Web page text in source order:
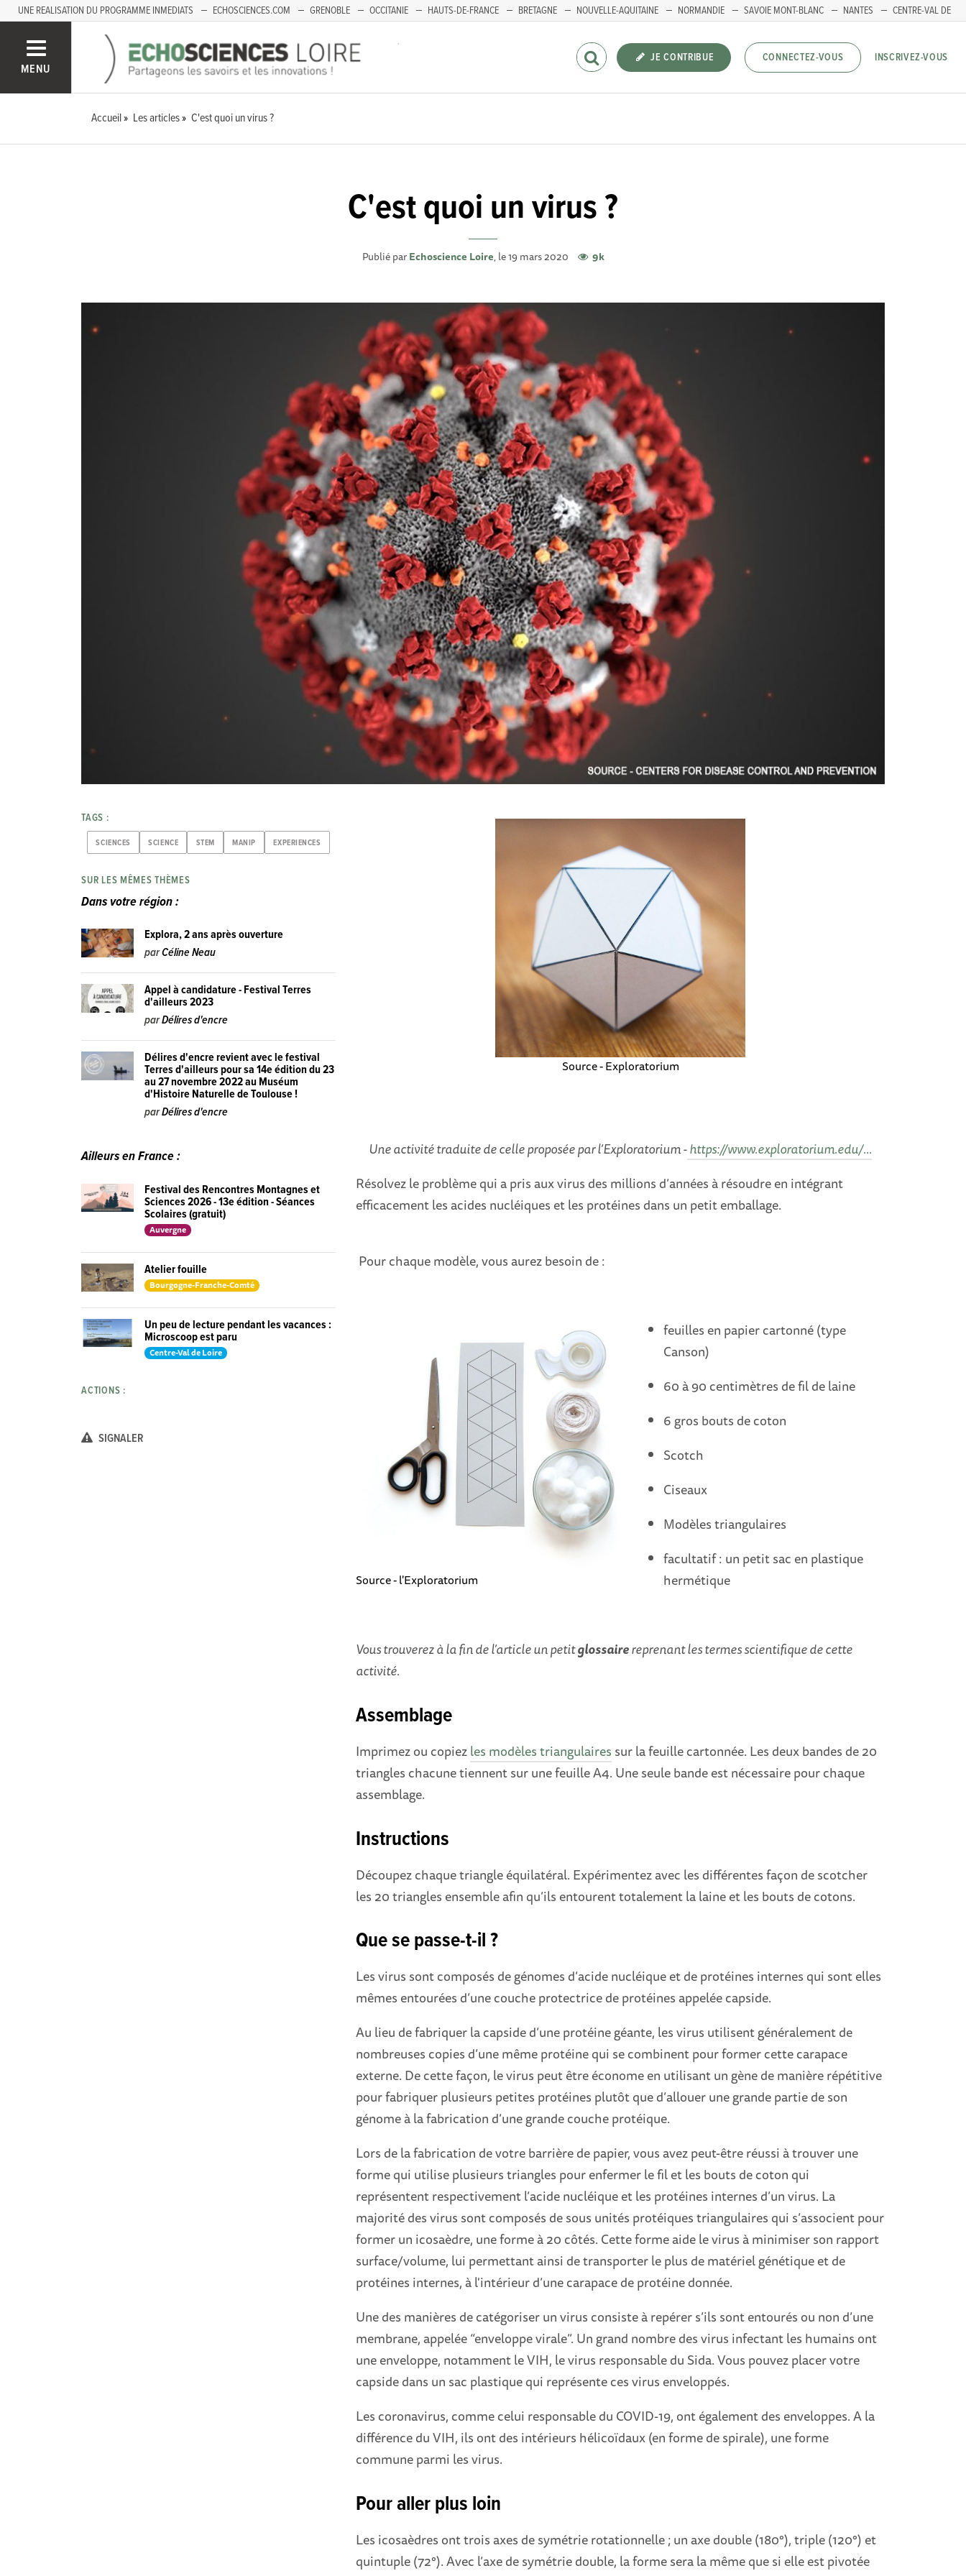
UNE REALISATION DU PROGRAMME INMEDIATS ECHOSCIENCES.COM GRENOBLE OCCITANIE HAUTS-DE-FRANCE BRETAGNE NOUVELLE-AQUITAINE NORMANDIE SAVOIE MONT-BLANC NANTES
CENTRE-VAL DE
MENU
JE CONTRIBUE CONNECTEZ-VOUS INSCRIVEZ-VOUS
Accueil Les articles C'est quoi un virus ?
C'est quoi un virus ?
Publié parEchoscience Loire, le 19 mars 2020 9k
Source - Exploratorium
Une activité traduite de celle proposée par l’Exploratorium -https://www.exploratorium.edu/...
Résolvez le problème qui a pris aux virus des millions d’années à résoudre en intégrant
efficacement les acides nucléiques et les protéines dans un petit emballage.
Pour chaque modèle, vous aurez besoin de :
Source - l'Exploratorium
feuilles en papier cartonné (type
Canson)
60 à 90 centimètres de fil de laine
6 gros bouts de coton
Scotch
Ciseaux
Modèles triangulaires
facultatif : un petit sac en plastique
hermétique
Vous trouverez à la fin de l’article un petitglossairereprenant les termes scientifique de cette
activité.
Assemblage
Imprimez ou copiezles modèles triangulaires sur la feuille cartonnée. Les deux bandes de 20
triangles chacune tiennent sur une feuille A4. Une seule bande est nécessaire pour chaque
assemblage.
Instructions
Découpez chaque triangle équilatéral. Expérimentez avec les différentes façon de scotcher
les 20 triangles ensemble afin qu’ils entourent totalement la laine et les bouts de cotons.
Que se passe-t-il ?
Les virus sont composés de génomes d’acide nucléique et de protéines internes qui sont elles
mêmes entourées d’une couche protectrice de protéines appelée capside.
Au lieu de fabriquer la capside d’une protéine géante, les virus utilisent généralement de
nombreuses copies d’une même protéine qui se combinent pour former cette carapace
externe. De cette façon, le virus peut être économe en utilisant un gène de manière répétitive
pour fabriquer plusieurs petites protéines plutôt que d’allouer une grande partie de son
génome à la fabrication d’une grande couche protéique.
Lors de la fabrication de votre barrière de papier, vous avez peut-être réussi à trouver une
forme qui utilise plusieurs triangles pour enfermer le fil et les bouts de coton qui
représentent respectivement l’acide nucléique et les protéines internes d’un virus. La
majorité des virus sont composés de sous unités protéiques triangulaires qui s’associent pour
former un icosaèdre, une forme à 20 côtés. Cette forme aide le virus à minimiser son rapport
surface/volume, lui permettant ainsi de transporter le plus de matériel génétique et de
protéines internes, à l'intérieur d’une carapace de protéine donnée.
Une des manières de catégoriser un virus consiste à repérer s’ils sont entourés ou non d’une
membrane, appelée “enveloppe virale”. Un grand nombre des virus infectant les humains ont
une enveloppe, notamment le VIH, le virus responsable du Sida. Vous pouvez placer votre
capside dans un sac plastique qui représente ces virus enveloppés.
Les coronavirus, comme celui responsable du COVID-19, ont également des enveloppes. A la
différence du VIH, ils ont des intérieurs hélicoïdaux (en forme de spirale), une forme
commune parmi les virus.
Pour aller plus loin
Les icosaèdres ont trois axes de symétrie rotationnelle ; un axe double (180°), triple (120°) et
quintuple (72°). Avec l’axe de symétrie double, la forme sera la même que si elle est pivotée
TAGS :
SCIENCES SCIENCE STEM MANIP EXPERIENCES
SUR LES MÊMES THÈMES
Dans votre région :
Explora, 2 ans après ouverture
parCéline Neau
Appel à candidature - Festival Terres
d'ailleurs 2023
parDélires d'encre
Délires d'encre revient avec le festival
Terres d'ailleurs pour sa 14e édition du 23
au 27 novembre 2022 au Muséum
d'Histoire Naturelle de Toulouse !
parDélires d'encre
Ailleurs en France :
Festival des Rencontres Montagnes et
Sciences 2026 - 13e édition - Séances
Scolaires (gratuit)
Auvergne
Atelier fouille
Bourgogne-Franche-Comté
Un peu de lecture pendant les vacances :
Microscoop est paru
Centre-Val de Loire
ACTIONS :
SIGNALER